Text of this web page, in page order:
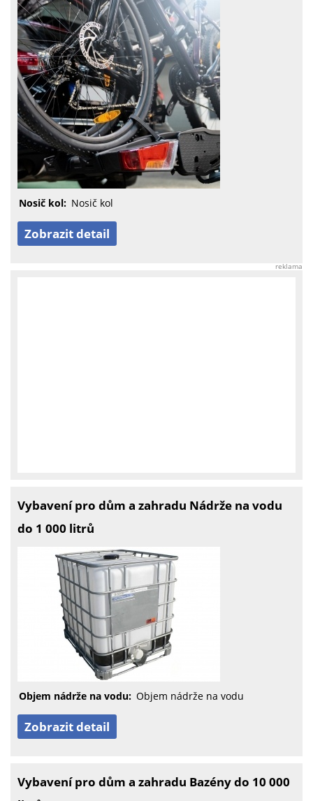
Nosič kol: Nosič kol
Zobrazit detail
reklama
Vybavení pro dům a zahradu Nádrže na vodu
do 1 000 litrů
Objem nádrže na vodu: Objem nádrže na vodu
Zobrazit detail
Vybavení pro dům a zahradu Bazény do 10 000